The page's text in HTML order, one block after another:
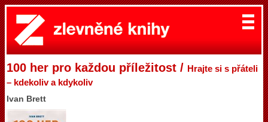
100 her pro každou příležitost / Hrajte si s přáteli
– kdekoliv a kdykoliv
Ivan Brett